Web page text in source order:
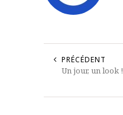
PRÉCÉDENT
Un jour, un look !